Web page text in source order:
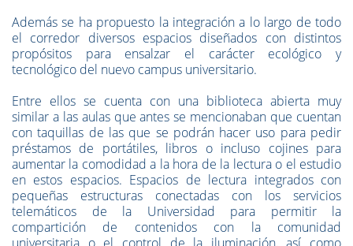
Además se ha propuesto la integración a lo largo de todo
el corredor diversos espacios diseñados con distintos
propósitos para ensalzar el carácter ecológico y
tecnológico del nuevo campus universitario.
Entre ellos se cuenta con una biblioteca abierta muy
similar a las aulas que antes se mencionaban que cuentan
con taquillas de las que se podrán hacer uso para pedir
préstamos de portátiles, libros o incluso cojines para
aumentar la comodidad a la hora de la lectura o el estudio
en estos espacios. Espacios de lectura integrados con
pequeñas estructuras conectadas con los servicios
telemáticos de la Universidad para permitir la
compartición de contenidos con la comunidad
universitaria o el control de la iluminación, así como